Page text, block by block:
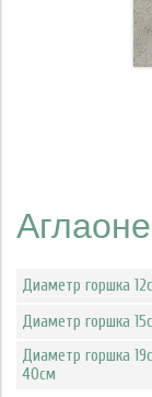
Диаметр горшка
Диаметр горшка
Диаметр горшка
40см